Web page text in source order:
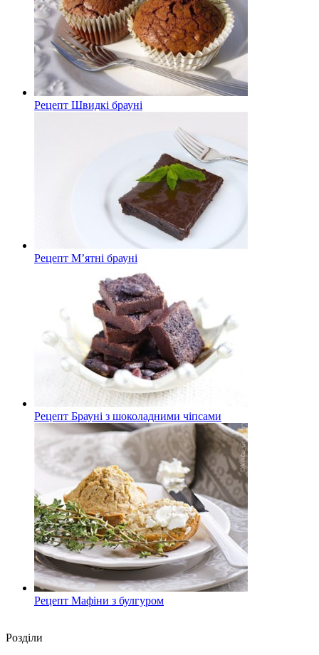
Рецепт Швидкі брауні
Рецепт М’ятні брауні
Рецепт Брауні з шоколадними чіпсами
Рецепт Мафіни з булгуром
Роздiли